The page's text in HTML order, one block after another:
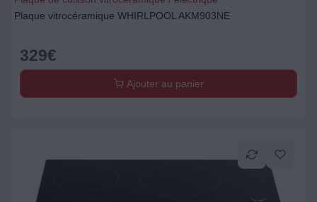
Plaque vitrocéramique WHIRLPOOL AKM903NE
329€
Ajouter au panier